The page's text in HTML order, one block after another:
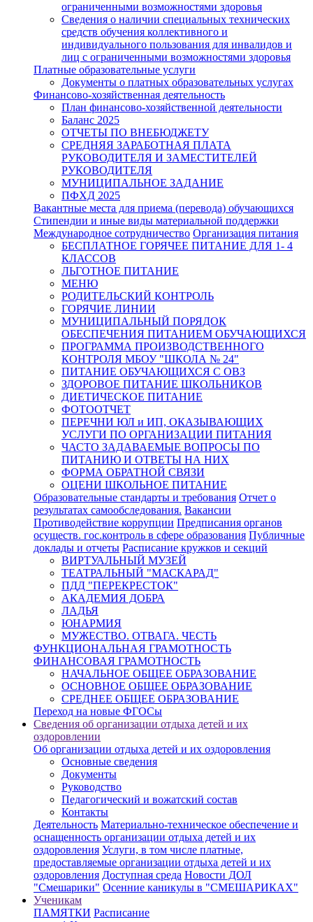
ограниченными возможностями здоровья
Сведения о наличии специальных технических
средств обучения коллективного и
индивидуального пользования для инвалидов и
лиц с ограниченными возможностями здоровья
Платные образовательные услуги
Документы о платных образовательных услугах
Финансово-хозяйственная деятельность
План финансово-хозяйственной деятельности
Баланс 2025
ОТЧЕТЫ ПО ВНЕБЮДЖЕТУ
СРЕДНЯЯ ЗАРАБОТНАЯ ПЛАТА
РУКОВОДИТЕЛЯ И ЗАМЕСТИТЕЛЕЙ
РУКОВОДИТЕЛЯ
МУНИЦИПАЛЬНОЕ ЗАДАНИЕ
ПФХД 2025
Вакантные места для приема (перевода) обучающихся
Стипендии и иные виды материальной поддержки
Международное сотрудничество Организация питания
БЕСПЛАТНОЕ ГОРЯЧЕЕ ПИТАНИЕ ДЛЯ 1- 4
КЛАССОВ
ЛЬГОТНОЕ ПИТАНИЕ
МЕНЮ
РОДИТЕЛЬСКИЙ КОНТРОЛЬ
ГОРЯЧИЕ ЛИНИИ
МУНИЦИПАЛЬНЫЙ ПОРЯДОК
ОБЕСПЕЧЕНИЯ ПИТАНИЕМ ОБУЧАЮЩИХСЯ
ПРОГРАММА ПРОИЗВОДСТВЕННОГО
КОНТРОЛЯ МБОУ "ШКОЛА № 24"
ПИТАНИЕ ОБУЧАЮЩИХСЯ С ОВЗ
ЗДОРОВОЕ ПИТАНИЕ ШКОЛЬНИКОВ
ДИЕТИЧЕСКОЕ ПИТАНИЕ
ФОТООТЧЕТ
ПЕРЕЧНИ ЮЛ и ИП, ОКАЗЫВАЮЩИХ
УСЛУГИ ПО ОРГАНИЗАЦИИ ПИТАНИЯ
ЧАСТО ЗАДАВАЕМЫЕ ВОПРОСЫ ПО
ПИТАНИЮ И ОТВЕТЫ НА НИХ
ФОРМА ОБРАТНОЙ СВЯЗИ
ОЦЕНИ ШКОЛЬНОЕ ПИТАНИЕ
Образовательные стандарты и требования Отчет о
результатах самообследования. Вакансии
Противодействие коррупции Предписания органов
осуществ. гос.контроль в сфере образования Публичные
доклады и отчеты Расписание кружков и секций
ВИРТУАЛЬНЫЙ МУЗЕЙ
ТЕАТРАЛЬНЫЙ "МАСКАРАД"
ПДД "ПЕРЕКРЕСТОК"
АКАДЕМИЯ ДОБРА
ЛАДЬЯ
ЮНАРМИЯ
МУЖЕСТВО. ОТВАГА. ЧЕСТЬ
ФУНКЦИОНАЛЬНАЯ ГРАМОТНОСТЬ
ФИНАНСОВАЯ ГРАМОТНОСТЬ
НАЧАЛЬНОЕ ОБЩЕЕ ОБРАЗОВАНИЕ
ОСНОВНОЕ ОБЩЕЕ ОБРАЗОВАНИЕ
СРЕДНЕЕ ОБЩЕЕ ОБРАЗОВАНИЕ
Переход на новые ФГОСы
Сведения об организации отдыха детей и их
оздоровлении
Об организации отдыха детей и их оздоровления
Основные сведения
Документы
Руководство
Педагогический и вожатский состав
Контакты
Деятельность Материально-техническое обеспечение и
оснащенность организации отдыха детей и их
оздоровления Услуги, в том числе платные,
предоставляемые организации отдыха детей и их
оздоровления Доступная среда Новости ДОЛ
"Смешарики" Осенние каникулы в "СМЕШАРИКАХ"
Ученикам
ПАМЯТКИ Расписание